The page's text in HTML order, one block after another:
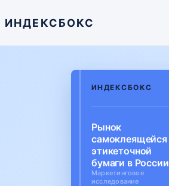
ИНДЕКСБОКС
ИНДЕКСБОКС
Рынок
самоклеящейся
этикеточной
бумаги в России
Маркетинговое
исследование